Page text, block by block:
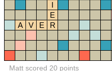
I
E
A
V E R
Matt scored 20 points